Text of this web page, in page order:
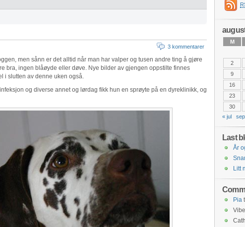
3 kommentarer
men sånn er det alltid når man har valper og tusen andre ting å gjøre
bra, ingen blåøyde eller døve. Nye bilder av gjengen oppstilte finnes
i slutten av denne uken også.
og diverse annet og lørdag fikk hun en sprøyte på en dyreklinikk, og
M
2
9
16
23
30
« jul
Last
År
Litt
Pia